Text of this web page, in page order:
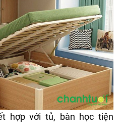
hợp với tủ, bàn học tiện